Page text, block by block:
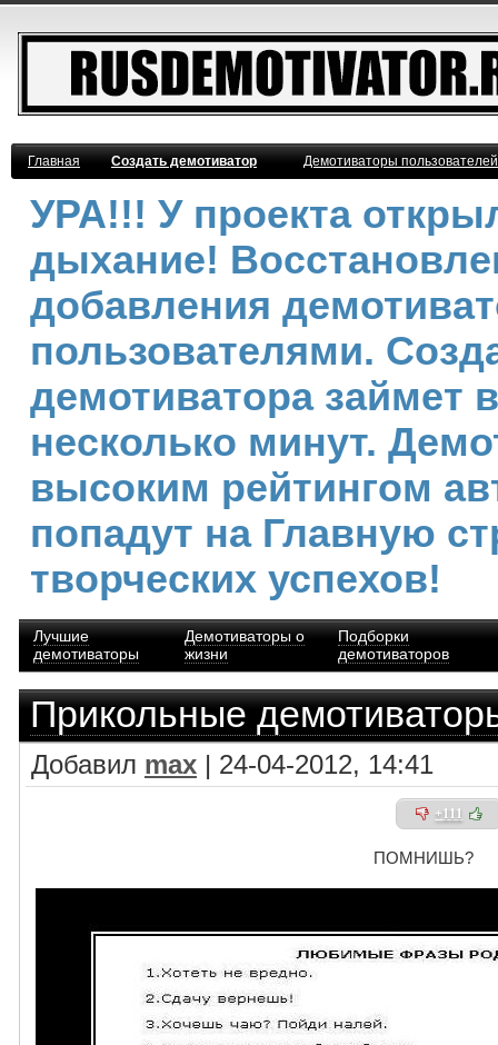
Главная Создать демотиватор Демотиваторы
УРА!!! У проекта
дыхание!
добавления
пользователями.
демотиватора займет
несколько минут.
высоким рейтингом
попадут на Главную
творческих успехов!
Лучшие
демотиваторы
Демотиваторы о
жизни
Подборки
демотиваторов
Прикольные
Добавил max | 24-04-2012, 14:41
+111
ПОМНИШЬ?